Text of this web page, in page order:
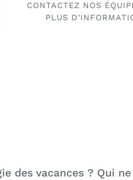
CONTACTEZ NOS
PLUS
des vacances ? Qui